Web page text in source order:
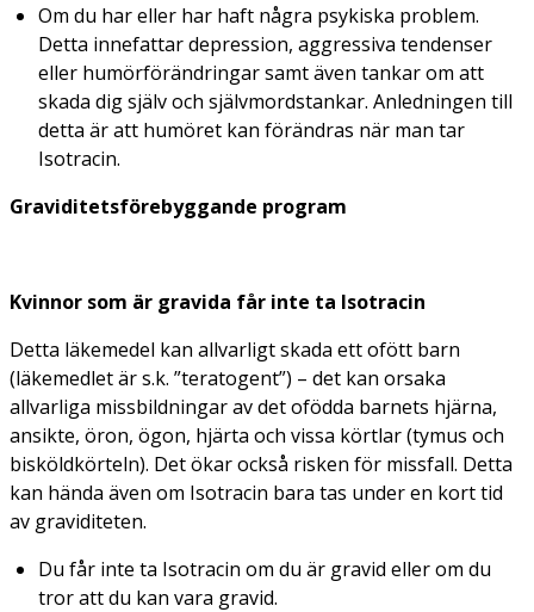
Om du har eller har haft några psykiska problem.
Detta innefattar depression, aggressiva tendenser
eller humörförändringar samt även tankar om att
skada dig själv och självmordstankar. Anledningen till
detta är att humöret kan förändras när man tar
Isotracin.
Graviditetsförebyggande program
Kvinnor som är gravida får inte ta Isotracin
Detta läkemedel kan allvarligt skada ett ofött barn
(läkemedlet är s.k. ”teratogent”) – det kan orsaka
allvarliga missbildningar av det ofödda barnets hjärna,
ansikte, öron, ögon, hjärta och vissa körtlar (tymus och
bisköldkörteln). Det ökar också risken för missfall. Detta
kan hända även om Isotracin bara tas under en kort tid
av graviditeten.
Du får inte ta Isotracin om du är gravid eller om du
tror att du kan vara gravid.